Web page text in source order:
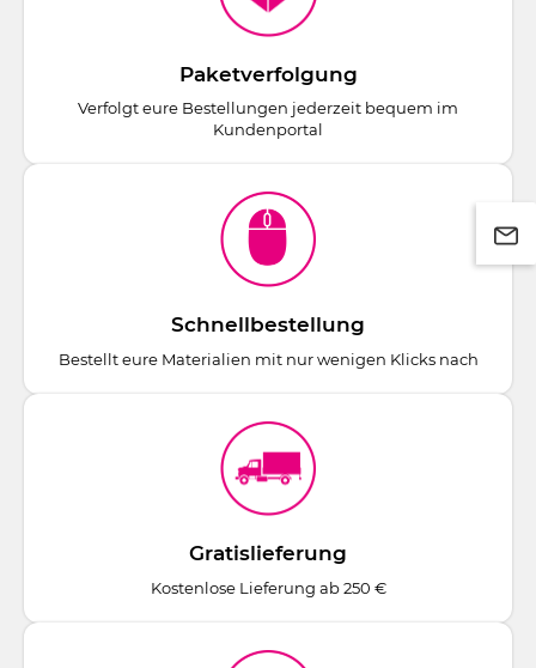
Paketverfolgung
Verfolgt eure Bestellungen jederzeit bequem im
Kundenportal
Schnellbestellung
Bestellt eure Materialien mit nur wenigen Klicks nach
Gratislieferung
Kostenlose Lieferung ab 250 €